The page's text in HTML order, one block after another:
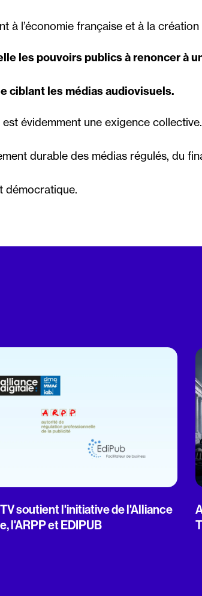
à l’économie française et à la création
les pouvoirs publics à renoncer à
ciblant les médias audiovisuels.
évidemment une exigence
durable des médias régulés, du
démocratique.
soutient l'initiative de l'Alliance
l'ARPP et EDIPUB